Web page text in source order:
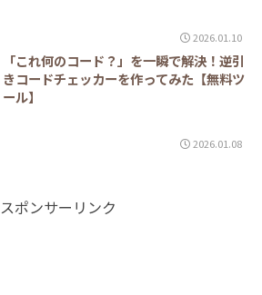
2026.01.10
「これ何のコード？」を一瞬で解決！逆引
きコードチェッカーを作ってみた【無料ツ
ール】
2026.01.08
スポンサーリンク